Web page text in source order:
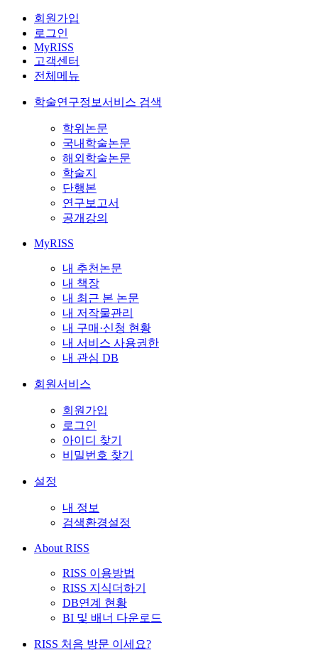
회원가입
로그인
MyRISS
고객센터
전체메뉴
학술연구정보서비스 검색
학위논문
국내학술논문
해외학술논문
학술지
단행본
연구보고서
공개강의
MyRISS
내 추천논문
내 책장
내 최근 본 논문
내 저작물관리
내 구매·신청 현황
내 서비스 사용권한
내 관심 DB
회원서비스
회원가입
로그인
아이디 찾기
비밀번호 찾기
설정
내 정보
검색환경설정
About RISS
RISS 이용방법
RISS 지식더하기
DB연계 현황
BI 및 배너 다운로드
RISS 처음 방문 이세요?